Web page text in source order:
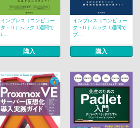
インプレス［コンピュー
タ・IT］ムック 1週間で
L...
購入
インプレス［コンピュー
タ・IT］ムック 1週間で
ブ...
購入